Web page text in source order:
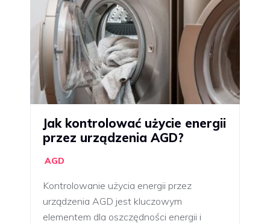
Jak kontrolować użycie energii
przez urządzenia AGD?
AGD
Kontrolowanie użycia energii przez
urządzenia AGD jest kluczowym
elementem dla oszczędności energii i